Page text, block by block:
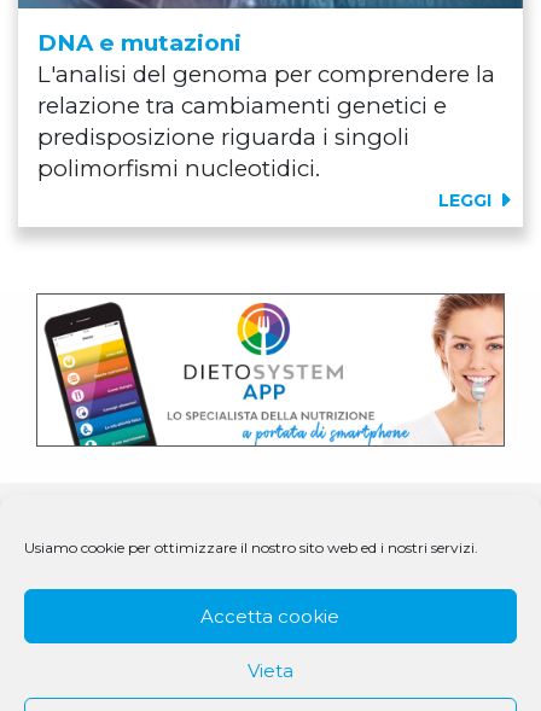
Usiamo cookie per ottimizzare il nostro sito web ed i nostri servizi.
Accetta cookie
Vieta
DNA e mutazioni
L'analisi del genoma per comprendere la
relazione tra cambiamenti genetici e
predisposizione riguarda i singoli
polimorfismi nucleotidici.
LEGGI